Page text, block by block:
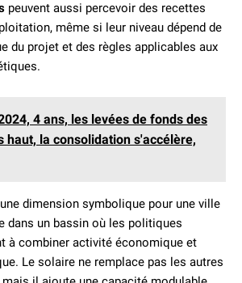
peuvent aussi percevoir des recettes
même si leur niveau dépend de
du projet et des règles applicables aux
4 ans, les levées de fonds des
haut, la consolidation s'accélère,
dimension symbolique pour une ville
dans un bassin où les politiques
à combiner activité économique et
Le solaire ne remplace pas les autres